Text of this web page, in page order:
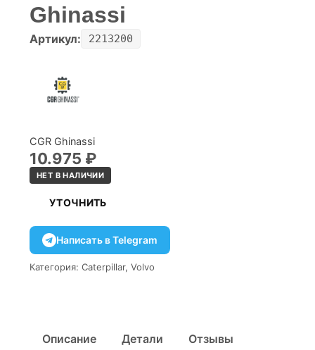
Ghinassi
Артикул: 2213200
CGR Ghinassi
10.975 ₽
НЕТ В НАЛИЧИИ
УТОЧНИТЬ
Написать в Telegram
Категория: Caterpillar, Volvo
Описание Детали Отзывы